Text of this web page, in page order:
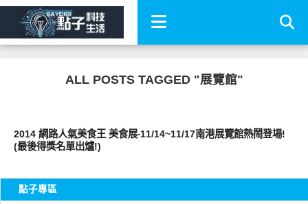
ALL POSTS TAGGED "展覽館"
2014 網路人氣美食王 美食展‧11/14~11/17南港展覽館熱鬧登場!
(最後得獎名單出爐!)
點子專區